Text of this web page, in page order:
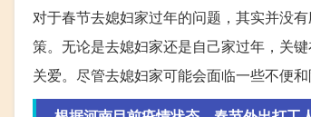
对于春节去媳妇家过年的问题，其实并没
策。无论是去媳妇家还是自己家过年，关
关爱。尽管去媳妇家可能会面临一些不便